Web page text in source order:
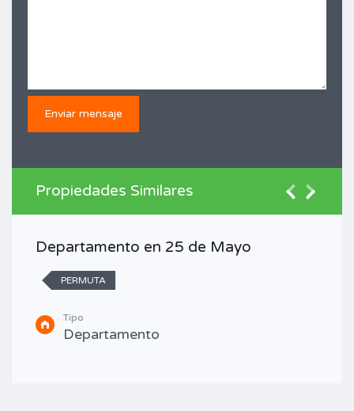
Propiedades Similares
Departamento en 25 de Mayo
PERMUTA
Tipo
Departamento